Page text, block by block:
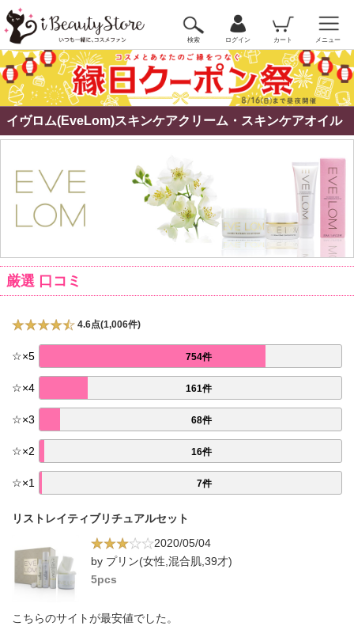
検索 ログイン カート メニュー
イヴロム(EveLom)スキンケアクリーム・スキンケアオイル
厳選 口コミ
4.6点(1,006件)
☆×5 754件
☆×4 161件
☆×3 68件
☆×2 16件
☆×1 7件
リストレイティブリチュアルセット
2020/05/04
by プリン(女性,混合肌,39才)
5pcs
こちらのサイトが最安値でした。